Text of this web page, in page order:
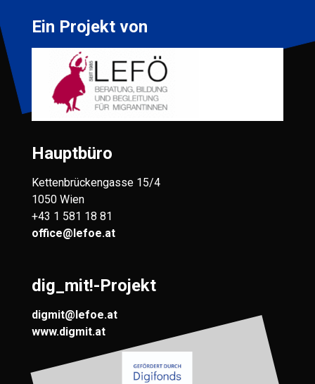
Ein Projekt von
Hauptbüro
Kettenbrückengasse 15/4
1050 Wien
+43 1 581 18 81
office@lefoe.at
dig_mit!-Projekt
digmit@lefoe.at
www.digmit.at